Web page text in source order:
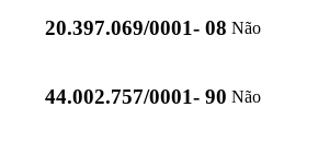
20.397.069/0001- 08 Não
44.002.757/0001- 90 Não